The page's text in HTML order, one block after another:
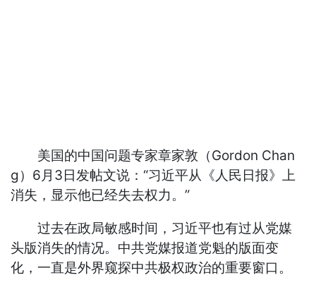
美国的中国问题专家章家敦（Gordon Chan
g）6月3日发帖文说：“习近平从《人民日报》上
消失，显示他已经失去权力。”
过去在政局敏感时间，习近平也有过从党媒
头版消失的情况。中共党媒报道党魁的版面变
化，一直是外界窥探中共极权政治的重要窗口。